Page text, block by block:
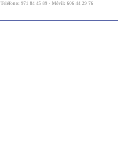
Teléfono: 971 84 45 89 - Móvil: 606 44 29 76